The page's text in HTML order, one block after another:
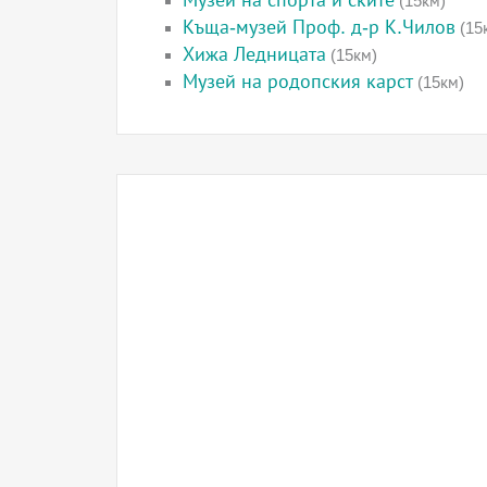
Къща-музей Проф. д-р К.Чилов
Хижа Ледницата (15км)
Музей на родопския карст(15км)